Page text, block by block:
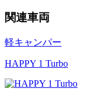
関連車両
軽キャンパー
HAPPY 1 Turbo